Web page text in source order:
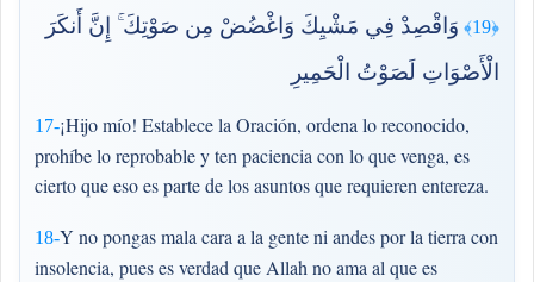
17-¡Hijo mío! Establece la Oración, ordena lo reconocido,
prohíbe lo reprobable y ten paciencia con lo que venga, es
cierto que eso es parte de los asuntos que requieren entereza.
18-Y no pongas mala cara a la gente ni andes por la tierra con
insolencia, pues es verdad que Allah no ama al que es
﴿19﴾
وَاقْصِدْ فِي مَشْيِكَ وَاغْضُضْ مِن صَوْتِكَ ۚ إِنَّ أَنكَرَ
الْأَصْوَاتِ لَصَوْتُ الْحَمِيرِ